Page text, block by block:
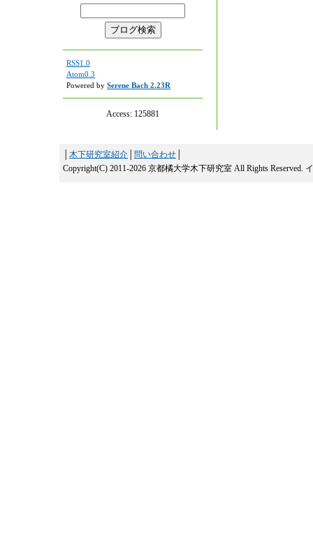
RSS1.0
Atom0.3
Powered by Serene Bach 2.23R
Access: 125881
木下研究室紹介 問い合わせ
Copyright(C) 2011-2026 京都橘大学木下研究室 All Rights Reserved.